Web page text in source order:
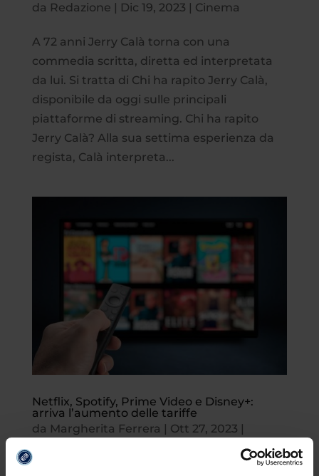
da Redazione | Dic 19, 2023 | Cinema
A 72 anni Jerry Calà torna con una
commedia scritta, diretta ed interpretata
da lui. Si tratta di Chi ha rapito Jerry Calà,
disponibile da oggi sulle principali
piattaforme di streaming. Chi ha rapito
Jerry Calà? Alla sua settima esperienza da
regista, Calà interpreta...
Netflix, Spotify, Prime Video e Disney+:
arriva l’aumento delle tariffe
da Margherita Ferrera | Ott 27, 2023 |